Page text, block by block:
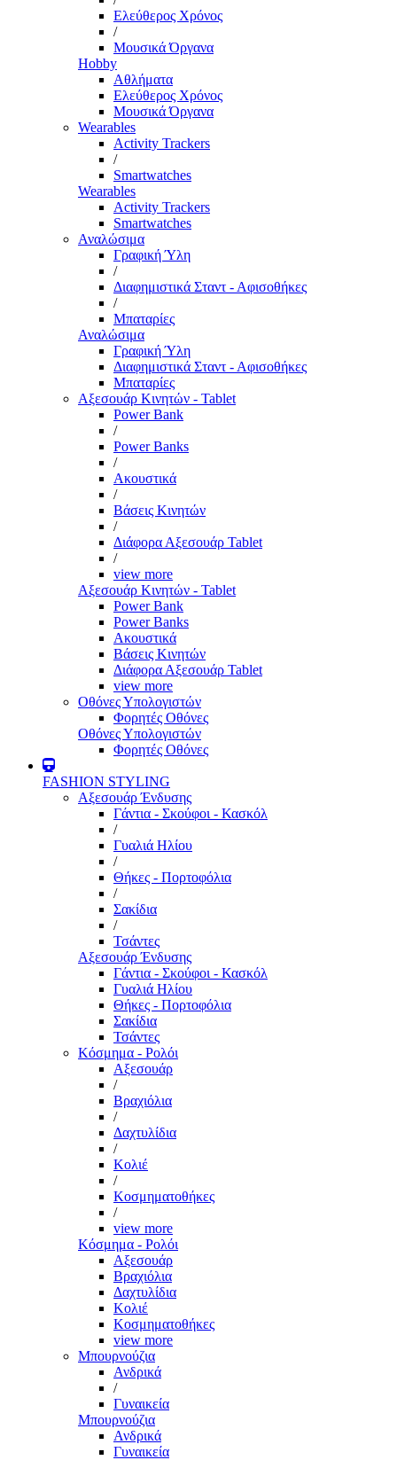
Ελεύθερος Χρόνος
/
Μουσικά Όργανα
Hobby
Αθλήματα
Ελεύθερος Χρόνος
Μουσικά Όργανα
Wearables
Activity Trackers
/
Smartwatches
Wearables
Activity Trackers
Smartwatches
Αναλώσιμα
Γραφική Ύλη
/
Διαφημιστικά Σταντ - Αφισοθήκες
/
Μπαταρίες
Αναλώσιμα
Γραφική Ύλη
Διαφημιστικά Σταντ - Αφισοθήκες
Μπαταρίες
Αξεσουάρ Κινητών - Tablet
Power Bank
/
Power Banks
/
Ακουστικά
/
Βάσεις Κινητών
/
Διάφορα Αξεσουάρ Tablet
/
view more
Αξεσουάρ Κινητών - Tablet
Power Bank
Power Banks
Ακουστικά
Βάσεις Κινητών
Διάφορα Αξεσουάρ Tablet
view more
Οθόνες Υπολογιστών
Φορητές Οθόνες
Οθόνες Υπολογιστών
Φορητές Οθόνες
FASHION STYLING
Αξεσουάρ Ένδυσης
Γάντια - Σκούφοι - Κασκόλ
/
Γυαλιά Ηλίου
/
Θήκες - Πορτοφόλια
/
Σακίδια
/
Τσάντες
Αξεσουάρ Ένδυσης
Γάντια - Σκούφοι - Κασκόλ
Γυαλιά Ηλίου
Θήκες - Πορτοφόλια
Σακίδια
Τσάντες
Κόσμημα - Ρολόι
Αξεσουάρ
/
Βραχιόλια
/
Δαχτυλίδια
/
Κολιέ
/
Κοσμηματοθήκες
/
view more
Κόσμημα - Ρολόι
Αξεσουάρ
Βραχιόλια
Δαχτυλίδια
Κολιέ
Κοσμηματοθήκες
view more
Μπουρνούζια
Ανδρικά
/
Γυναικεία
Μπουρνούζια
Ανδρικά
Γυναικεία